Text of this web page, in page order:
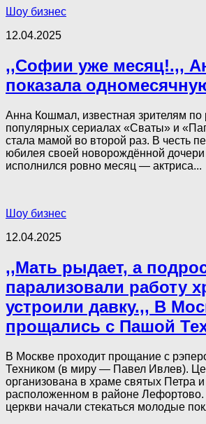
Шоу бизнес
12.04.2025
,,Софии уже месяц!.,,
показала
Анна Кошмал, известная зрителям по
популярных сериалах «Сваты» и
стала мамой во второй раз. В честь
юбилея своей новорождённой
исполнился ровно месяц — актриса...
Шоу бизнес
12.04.2025
,,Mать рыдает, а
парализовали работу
устроили давку.,, В
прощались с Пашой
В Москве проходит прощание с
Техником (в миру — Павел Ивлев).
организована в храме святых Петра
расположенном в районе Лефортово.
церкви начали стекаться молодые